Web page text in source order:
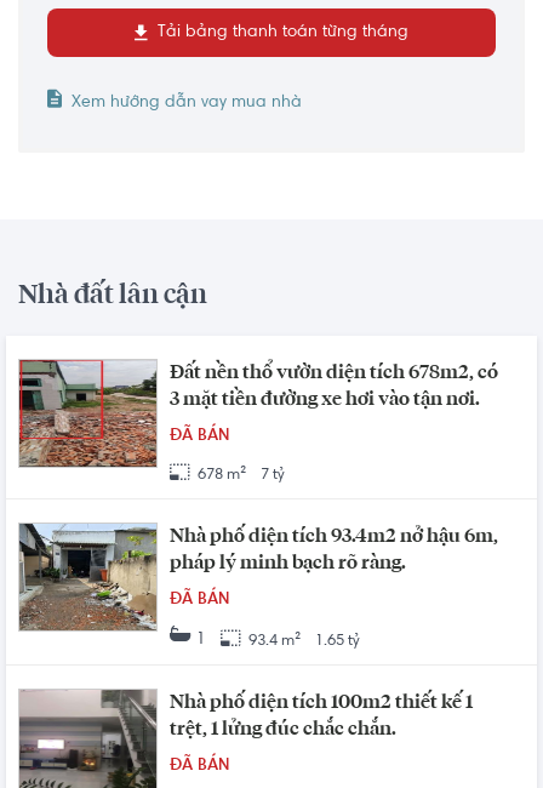
Tải bảng thanh toán từng tháng
Xem hướng dẫn vay mua nhà
Nhà đất lân cận
Đất nền thổ vườn diện tích 678m2, có
3 mặt tiền đường xe hơi vào tận nơi.
ĐÃ BÁN
678 m² 7 tỷ
Nhà phố diện tích 93.4m2 nở hậu 6m,
pháp lý minh bạch rõ ràng.
ĐÃ BÁN
1 93.4 m² 1.65 tỷ
Nhà phố diện tích 100m2 thiết kế 1
trệt, 1 lửng đúc chắc chắn.
ĐÃ BÁN